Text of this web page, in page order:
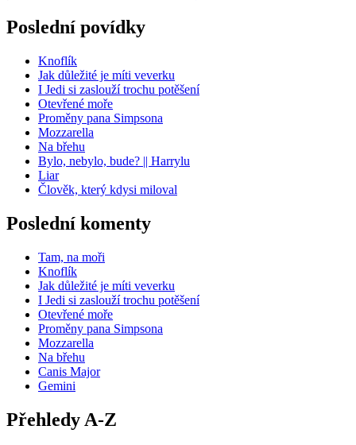
Poslední povídky
Knoflík
Jak důležité je míti veverku
I Jedi si zaslouží trochu potěšení
Otevřené moře
Proměny pana Simpsona
Mozzarella
Na břehu
Bylo, nebylo, bude? || Harrylu
Liar
Člověk, který kdysi miloval
Poslední komenty
Tam, na moři
Knoflík
Jak důležité je míti veverku
I Jedi si zaslouží trochu potěšení
Otevřené moře
Proměny pana Simpsona
Mozzarella
Na břehu
Canis Major
Gemini
Přehledy A-Z